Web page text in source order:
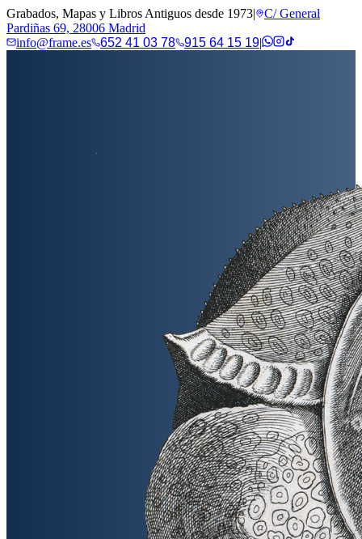
Grabados, Mapas y Libros Antiguos desde 1973|
C/ General
Pardiñas 69, 28006 Madrid
info@frame.es
652 41 03 78 915 64 15 19|